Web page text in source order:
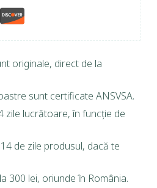
originale, direct de la
sunt certificate ANSVSA.
zile lucrătoare, în funcție de
de zile produsul, dacă te
300 lei, oriunde în România.